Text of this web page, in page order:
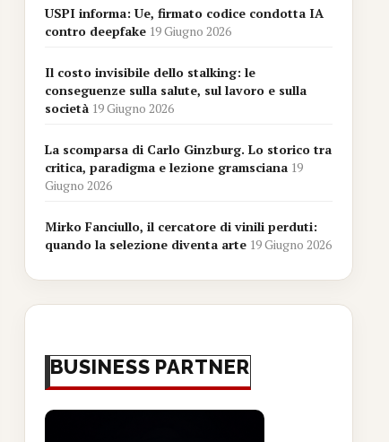
USPI informa: Ue, firmato codice condotta IA
contro deepfake 19 Giugno 2026
Il costo invisibile dello stalking: le
conseguenze sulla salute, sul lavoro e sulla
società 19 Giugno 2026
La scomparsa di Carlo Ginzburg. Lo storico tra
critica, paradigma e lezione gramsciana 19
Giugno 2026
Mirko Fanciullo, il cercatore di vinili perduti:
quando la selezione diventa arte 19 Giugno 2026
BUSINESS PARTNER